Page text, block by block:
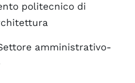
politecnico di
amministrativo-